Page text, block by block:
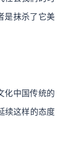
是抹杀了它美
化中国传统的
续这样的态度